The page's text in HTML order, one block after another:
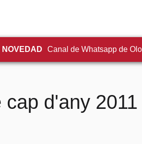
NOVEDAD Canal de Whatsapp de
cap d'any